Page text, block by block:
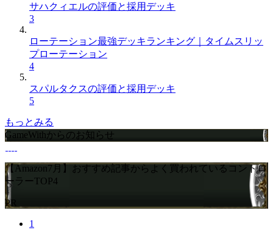
サハクィエルの評価と採用デッキ
3
ローテーション最強デッキランキング｜タイムスリッ
プローテーション
4
スパルタクスの評価と採用デッキ
5
もっとみる
GameWithからのお知らせ
【Amazon7月】おすすめ記事からよく買われているコントロ
ーラーTOP4
PR
1